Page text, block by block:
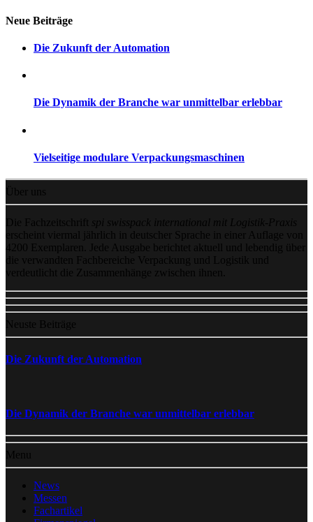
Neue Beiträge
Die Zukunft der Automation
Die Dynamik der Branche war unmittelbar erlebbar
Vielseitige modulare Verpackungsmaschinen
Über uns
Die Fachzeitschrift
spi swisspack international mit Logistik-Praxis
erscheint viermal jährlich in deutscher Sprache in einer Auflage von
4200 Exemplaren. Jede Ausgabe berichtet aktuell und lebendig über
die verwandten Fachbereiche Verpackung und Logistik und
verdeutlicht die Zusammenhänge zwischen ihnen.
Neuste Beiträge
Die Zukunft der Automation
Die Dynamik der Branche war unmittelbar erlebbar
Menu
News
Messen
Fachartikel